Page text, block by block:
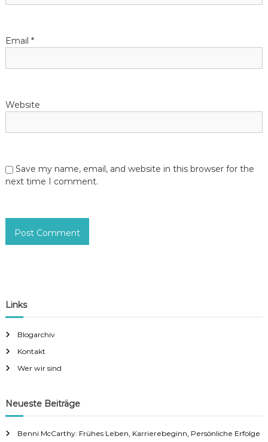
Email *
Website
Save my name, email, and website in this browser for the
next time I comment.
Links
Blogarchiv
Kontakt
Wer wir sind
Neueste Beiträge
Benni McCarthy: Frühes Leben, Karrierebeginn, Persönliche Erfolge